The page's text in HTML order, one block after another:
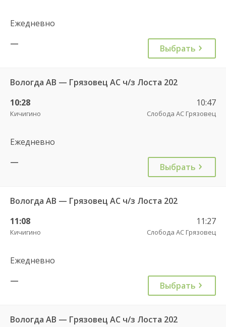
Ежедневно
—
Выбрать
Вологда АВ — Грязовец АС ч/з Лоста 202
10:28
Кичигино
10:47
Слобода АС Грязовец
Ежедневно
—
Выбрать
Вологда АВ — Грязовец АС ч/з Лоста 202
11:08
Кичигино
11:27
Слобода АС Грязовец
Ежедневно
—
Выбрать
Вологда АВ — Грязовец АС ч/з Лоста 202